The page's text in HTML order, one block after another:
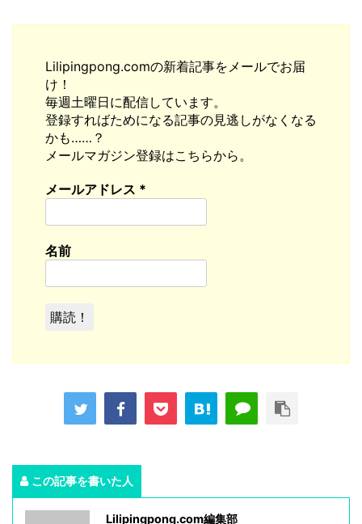
Lilipingpong.comの新着記事をメールでお届
け！
毎週土曜日に配信しています。
登録すればためになる記事の見逃しがなくなる
かも……？
メールマガジン登録はこちらから。
メールアドレス *
名前
この記事を書いた人
Lilipingpong.com編集部